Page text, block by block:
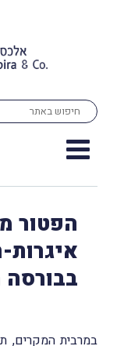
הפטור
במרבית המקרים,